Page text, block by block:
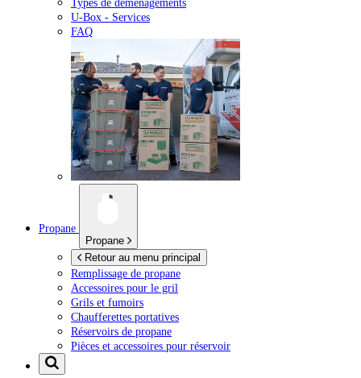
U-Box - Services
FAQ
Propane
Propane
Retour au menu principal
Remplissage de propane
Accessoires pour le gril
Grils et fumoirs
Chaufferettes portatives
Réservoirs de propane
Pièces et accessoires pour réservoir